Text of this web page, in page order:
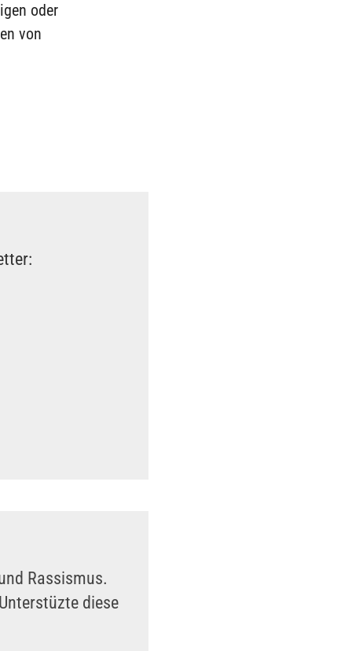
oder
von
Rassismus.
diese